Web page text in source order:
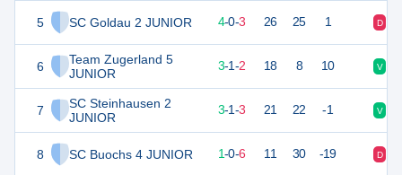
5 SC Goldau 2 JUNIOR
6
Team Zugerland 5
JUNIOR
7
SC Steinhausen 2
JUNIOR
8 SC Buochs 4 JUNIOR
12 7 4-0-3 26 25 1 D
10 3-1-2 18 8 10 V
10 3-1-3 21 22 -1 V
3 7 1-0-6 11 30 -19 D